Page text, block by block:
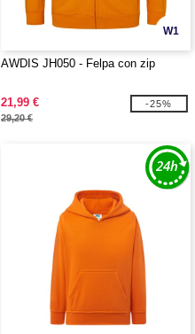
W1
AWDIS JH050 - Felpa con zip
21,99 €
29,20 €
-25%